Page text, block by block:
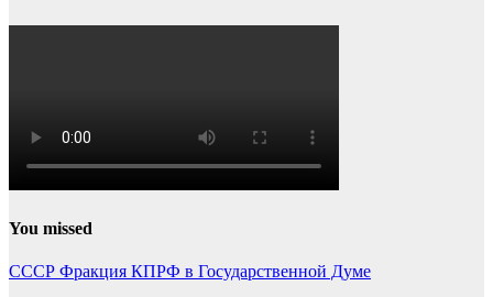
You missed
СССР Фракция КПРФ в Государственной Думе